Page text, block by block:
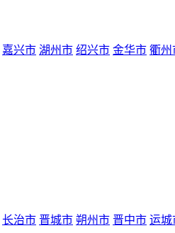
嘉兴市 湖州市 绍兴市 金华市 衢州
长治市 晋城市 朔州市 晋中市 运城